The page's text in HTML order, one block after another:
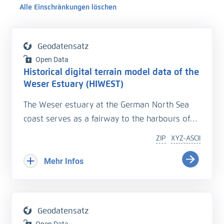
Alle Einschränkungen löschen
Geodatensatz
Open Data
Historical digital terrain model data of the
Weser Estuary (HIWEST)
The Weser estuary at the German North Sea
coast serves as a fairway to the harbours of
shipping and navigation, the navigation
channel depths are nowadays intensively
leading to a better understanding of
XYZ-ASCII
ZIP
Mehr Infos
Geodatensatz